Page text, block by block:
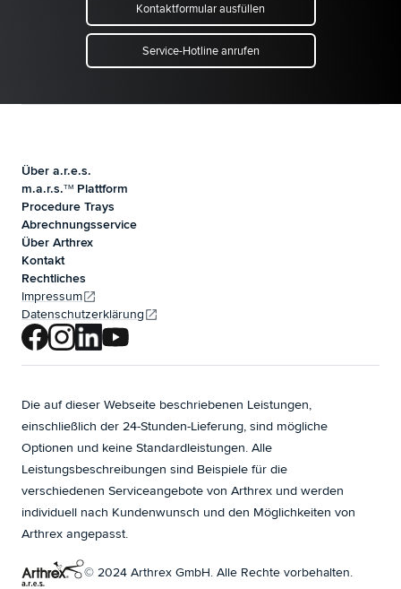
Kontaktformular ausfüllen
Service-Hotline anrufen
Über a.r.e.s.
m.a.r.s.TM Plattform
Procedure Trays
Abrechnungsservice
Über Arthrex
Kontakt
Rechtliches
Impressum
Datenschutzerklärung
Die auf dieser Webseite beschriebenen Leistungen,
einschließlich der 24-Stunden-Lieferung, sind mögliche
Optionen und keine Standardleistungen. Alle
Leistungsbeschreibungen sind Beispiele für die
verschiedenen Serviceangebote von Arthrex und werden
individuell nach Kundenwunsch und den Möglichkeiten von
Arthrex angepasst.
© 2024 Arthrex GmbH. Alle Rechte vorbehalten.